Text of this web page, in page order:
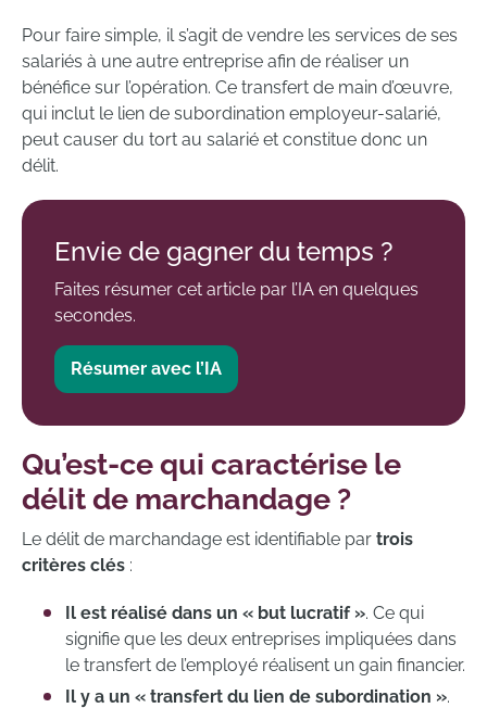
Pour faire simple, il s’agit de vendre les services de ses
salariés à une autre entreprise afin de réaliser un
bénéfice sur l’opération. Ce transfert de main d’œuvre,
qui inclut le lien de subordination employeur-salarié,
peut causer du tort au salarié et constitue donc un
délit.
Envie de gagner du temps ?
Faites résumer cet article par l’IA en quelques
secondes.
Résumer avec l’IA
Qu’est-ce qui caractérise le
délit de marchandage ?
Le délit de marchandage est identifiable par trois
critères clés :
Il est réalisé dans un « but lucratif ». Ce qui
signifie que les deux entreprises impliquées dans
le transfert de l’employé réalisent un gain financier.
Il y a un « transfert du lien de subordination ».